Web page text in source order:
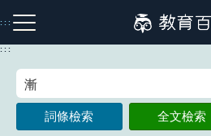
到
主
:::
注音索引圖示 筆畫索引圖示
:::
詞條檢索 全文檢索